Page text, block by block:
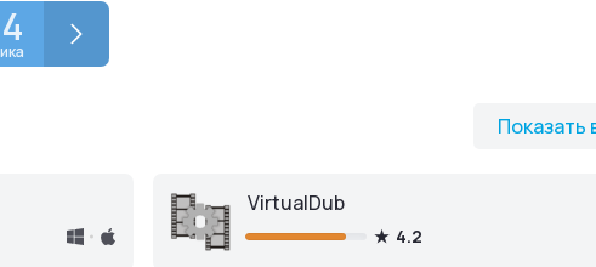
Показать
VirtualDub
4.2